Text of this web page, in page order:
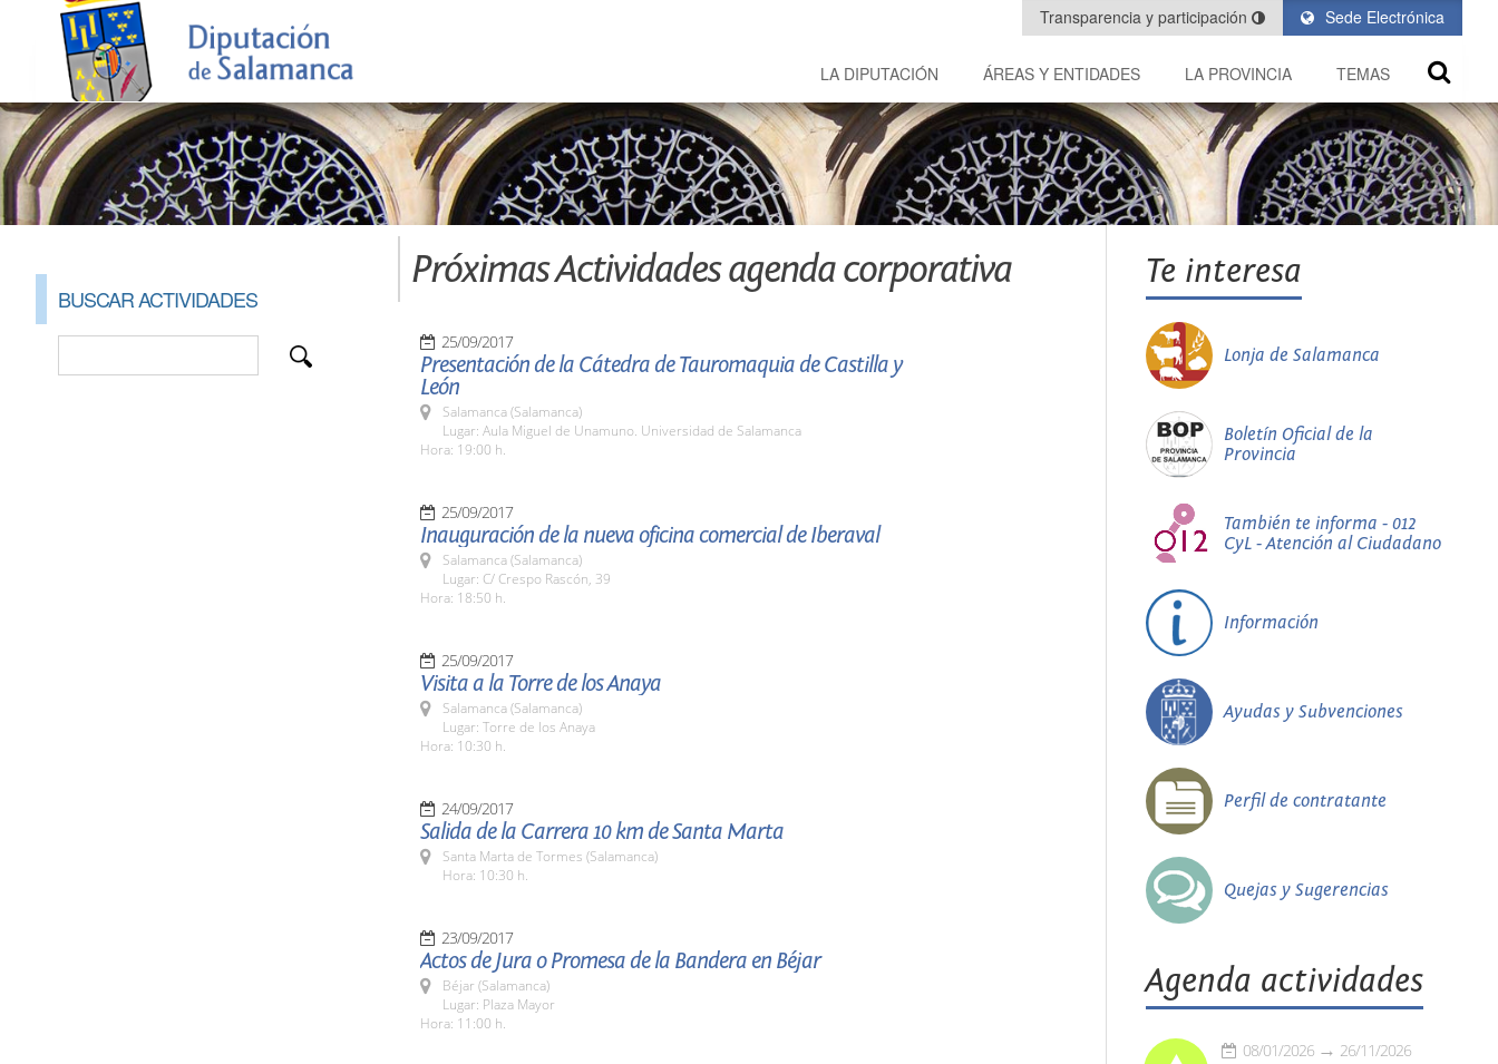
Sede Electrónica
Transparencia y participación
LA DIPUTACIÓN ÁREAS Y ENTIDADES LA PROVINCIA TEMAS
BUSCAR ACTIVIDADES
Próximas Actividades agenda corporativa
25/09/2017
Presentación de la Cátedra de Tauromaquia de Castilla y
León
Salamanca (Salamanca)
Lugar: Aula Miguel de Unamuno. Universidad de Salamanca
Hora: 19:00 h.
25/09/2017
Inauguración de la nueva oficina comercial de Iberaval
Salamanca (Salamanca)
Lugar: C/ Crespo Rascón, 39
Hora: 18:50 h.
25/09/2017
Visita a la Torre de los Anaya
Salamanca (Salamanca)
Lugar: Torre de los Anaya
Hora: 10:30 h.
24/09/2017
Salida de la Carrera 10 km de Santa Marta
Santa Marta de Tormes (Salamanca)
Hora: 10:30 h.
23/09/2017
Actos de Jura o Promesa de la Bandera en Béjar
Béjar (Salamanca)
Lugar: Plaza Mayor
Hora: 11:00 h.
Te interesa
Lonja de Salamanca
Boletín Oficial de la
Provincia
También te informa - 012
CyL - Atención al Ciudadano
Información
Ayudas y Subvenciones
Perfil de contratante
Quejas y Sugerencias
Agenda actividades
08/01/2026 26/11/2026